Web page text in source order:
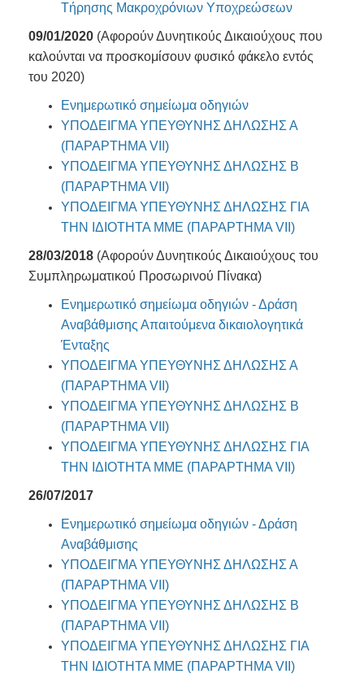
Τήρησης Μακροχρόνιων Υποχρεώσεων
09/01/2020 (Αφορούν Δυνητικούς Δικαιούχους που
καλούνται να προσκομίσουν φυσικό φάκελο εντός
του 2020)
Ενημερωτικό σημείωμα οδηγιών
ΥΠΟΔΕΙΓΜΑ ΥΠΕΥΘΥΝΗΣ ΔΗΛΩΣΗΣ Α
(ΠΑΡΑΡΤΗΜΑ VII)
ΥΠΟΔΕΙΓΜΑ ΥΠΕΥΘΥΝΗΣ ΔΗΛΩΣΗΣ Β
(ΠΑΡΑΡΤΗΜΑ VII)
ΥΠΟΔΕΙΓΜΑ ΥΠΕΥΘΥΝΗΣ ΔΗΛΩΣΗΣ ΓΙΑ
ΤΗΝ ΙΔΙΟΤΗΤΑ ΜΜΕ (ΠΑΡΑΡΤΗΜΑ VII)
28/03/2018 (Αφορούν Δυνητικούς Δικαιούχους του
Συμπληρωματικού Προσωρινού Πίνακα)
Ενημερωτικό σημείωμα οδηγιών - Δράση
Αναβάθμισης Απαιτούμενα δικαιολογητικά
Ένταξης
ΥΠΟΔΕΙΓΜΑ ΥΠΕΥΘΥΝΗΣ ΔΗΛΩΣΗΣ Α
(ΠΑΡΑΡΤΗΜΑ VII)
ΥΠΟΔΕΙΓΜΑ ΥΠΕΥΘΥΝΗΣ ΔΗΛΩΣΗΣ Β
(ΠΑΡΑΡΤΗΜΑ VII)
ΥΠΟΔΕΙΓΜΑ ΥΠΕΥΘΥΝΗΣ ΔΗΛΩΣΗΣ ΓΙΑ
ΤΗΝ ΙΔΙΟΤΗΤΑ ΜΜΕ (ΠΑΡΑΡΤΗΜΑ VII)
26/07/2017
Ενημερωτικό σημείωμα οδηγιών - Δράση
Αναβάθμισης
ΥΠΟΔΕΙΓΜΑ ΥΠΕΥΘΥΝΗΣ ΔΗΛΩΣΗΣ Α
(ΠΑΡΑΡΤΗΜΑ VII)
ΥΠΟΔΕΙΓΜΑ ΥΠΕΥΘΥΝΗΣ ΔΗΛΩΣΗΣ Β
(ΠΑΡΑΡΤΗΜΑ VII)
ΥΠΟΔΕΙΓΜΑ ΥΠΕΥΘΥΝΗΣ ΔΗΛΩΣΗΣ ΓΙΑ
ΤΗΝ ΙΔΙΟΤΗΤΑ ΜΜΕ (ΠΑΡΑΡΤΗΜΑ VII)